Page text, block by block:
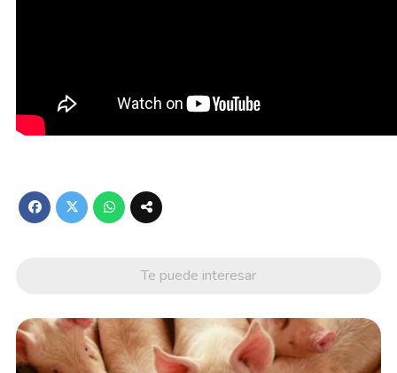
Te puede interesar